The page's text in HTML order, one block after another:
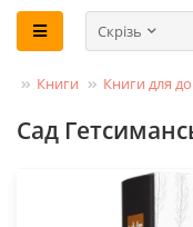
Скрізь
Книги Книги для
Сад